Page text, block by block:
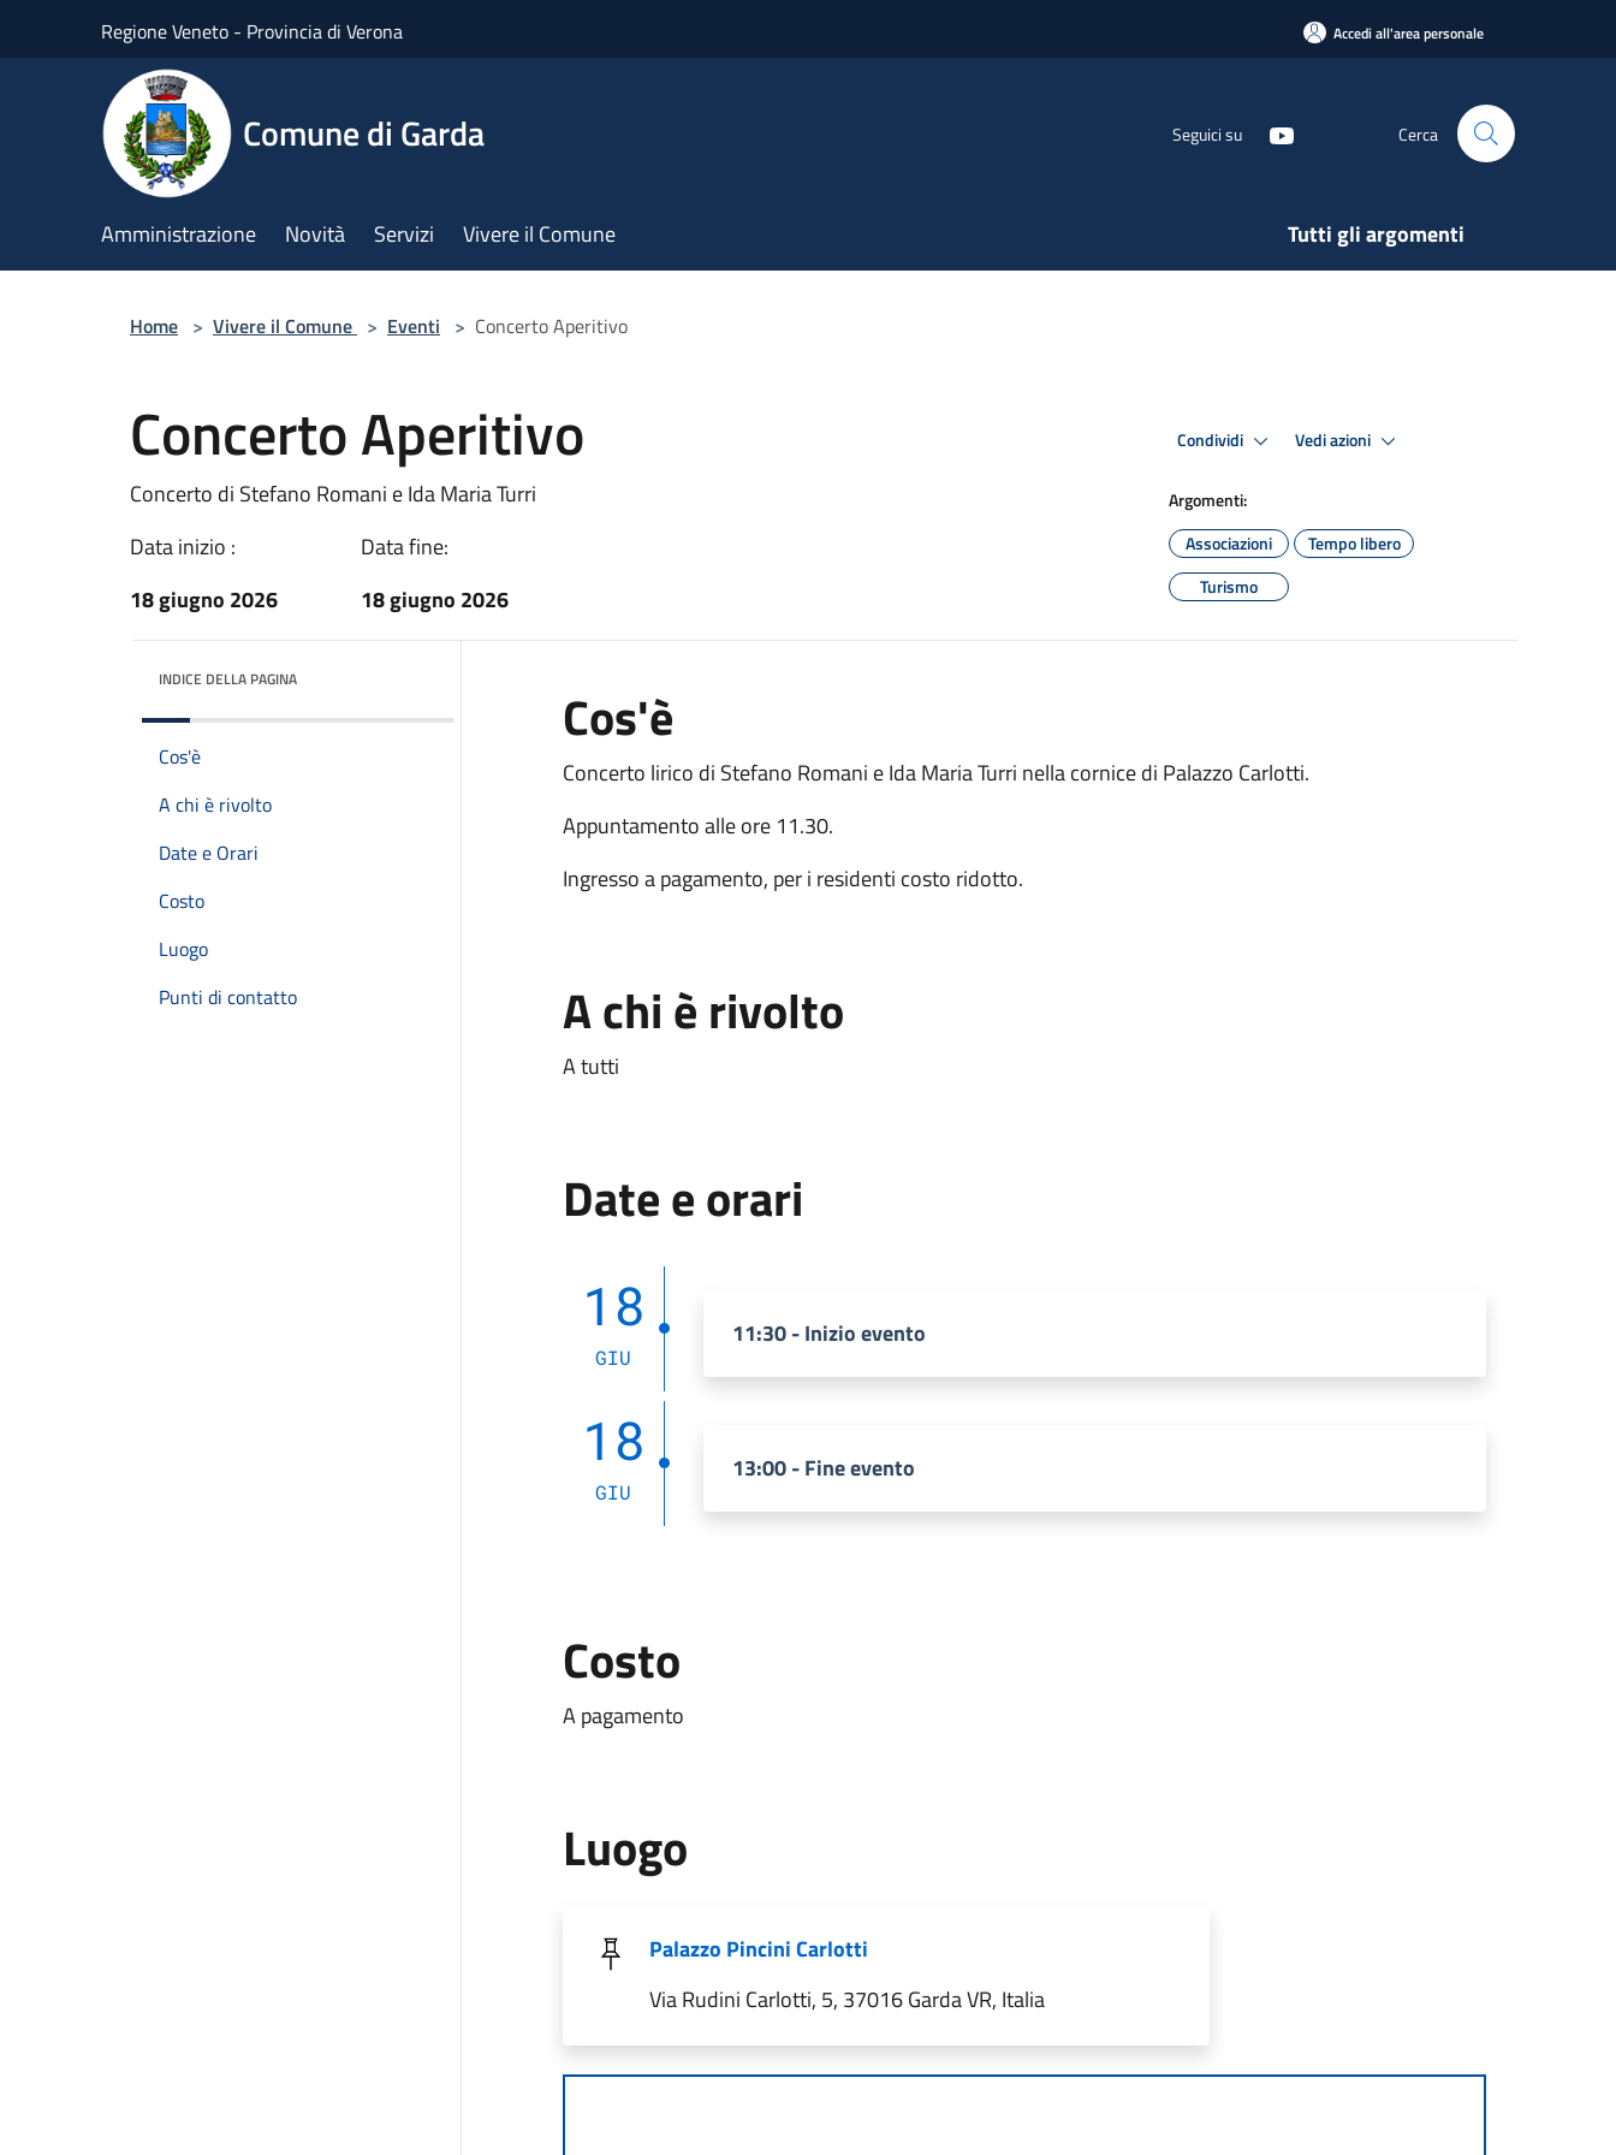
Regione Veneto - Provincia di Verona Accedi all'area personale
Comune di Garda Seguici su Cerca
Amministrazione Novità Servizi Vivere il Comune Tutti gli argomenti
Home > Vivere il Comune > Eventi > Concerto Aperitivo
Concerto Aperitivo
Concerto di Stefano Romani e Ida Maria Turri
Data inizio :
18 giugno 2026
Data fine:
18 giugno 2026
Condividi Vedi azioni
Argomenti:
Associazioni
Tempo libero
Turismo
INDICE DELLA PAGINA
Cos'è
A chi è rivolto
Date e Orari
Costo
Luogo
Punti di contatto
Cos'è
Concerto lirico di Stefano Romani e Ida Maria Turri nella cornice di Palazzo Carlotti.
Appuntamento alle ore 11.30.
Ingresso a pagamento, per i residenti costo ridotto.
A chi è rivolto
A tutti
Date e orari
18
GIU
11:30 - Inizio evento
18
GIU
13:00 - Fine evento
Costo
A pagamento
Luogo
Palazzo Pincini Carlotti
Via Rudini Carlotti, 5, 37016 Garda VR, Italia